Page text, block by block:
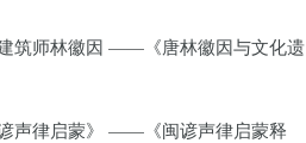
建筑师林徽因 ——《唐林徽因与文化遗
谚声律启蒙》 ——《闽谚声律启蒙释